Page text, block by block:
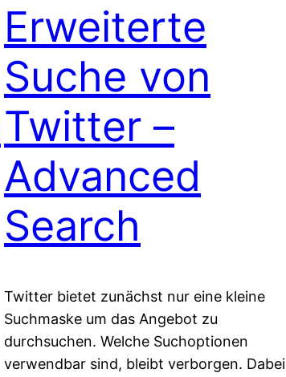
Erweiterte
Suche von
Twitter –
Advanced
Search
Twitter bietet zunächst nur eine kleine
Suchmaske um das Angebot zu
durchsuchen. Welche Suchoptionen
verwendbar sind, bleibt verborgen. Dabei